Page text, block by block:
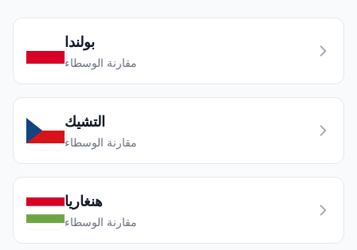
بولندا
مقارنة الوسطاء
التشيك
مقارنة الوسطاء
هنغاريا
مقارنة الوسطاء